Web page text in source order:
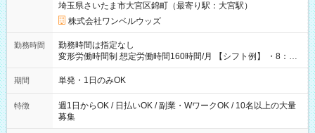
埼玉県さいたま市大宮区錦町（最寄り駅：大宮駅）
株式会社ワンベルウッズ
勤務時間
勤務時間は指定なし
変形労働時間制 想定労働時間160時間/月 【シフト例】 ・8：00
～21：00
期間 単発・1日のみOK
特徴
週1日からOK / 日払いOK / 副業・WワークOK / 10名以上の大量
募集